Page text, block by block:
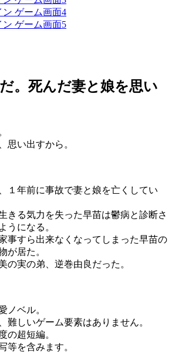
。死んだ妻と娘を思い
思い出すから。
１年前に事故で妻と娘を亡くしてい
きる気力を失った早苗は鬱病と診断さ
うになる。
事すら出来なくなってしまった早苗の
が居た。
の実の弟、逆巻由良だった。
ノベル。
難しいゲーム要素はありません。
の超短編。
等を含みます。